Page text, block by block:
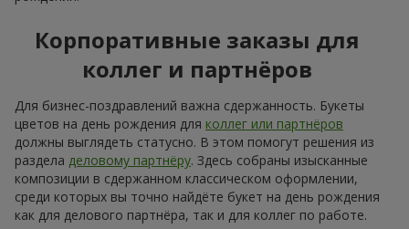
день рождения завершит образ.
Сезонные цветы, добавленные в букет на день рождения,
сделать подарок особенным, мы создаём из них
персонализированную композицию, соответствующую
настроению и характеру получателя, например цветы в
коробке на день рождения женщине. Такой оригинальный
букет на день рождения или букет на юбилей попадает
прямо в сердце.